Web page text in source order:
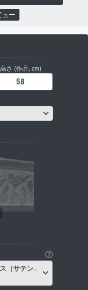
ュー
高さ (作品, cm)
（サテン）